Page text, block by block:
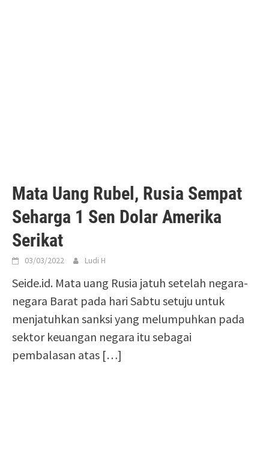
Mata Uang Rubel, Rusia Sempat
Seharga 1 Sen Dolar Amerika
Serikat
03/03/2022 Ludi H
Seide.id. Mata uang Rusia jatuh setelah negara-
negara Barat pada hari Sabtu setuju untuk
menjatuhkan sanksi yang melumpuhkan pada
sektor keuangan negara itu sebagai
pembalasan atas […]